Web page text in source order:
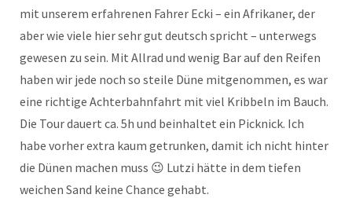
mit unserem erfahrenen Fahrer Ecki – ein Afrikaner, der
aber wie viele hier sehr gut deutsch spricht – unterwegs
gewesen zu sein. Mit Allrad und wenig Bar auf den Reifen
haben wir jede noch so steile Düne mitgenommen, es war
eine richtige Achterbahnfahrt mit viel Kribbeln im Bauch.
Die Tour dauert ca. 5h und beinhaltet ein Picknick. Ich
habe vorher extra kaum getrunken, damit ich nicht hinter
die Dünen machen muss 😉 Lutzi hätte in dem tiefen
weichen Sand keine Chance gehabt.